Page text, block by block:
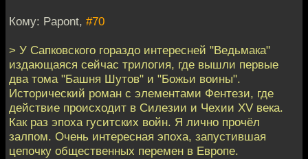
Кому: Papont, #70
> У Сапковского гораздо интересней "Ведьмака"
издающаяся сейчас трилогия, где вышли первые
два тома "Башня Шутов" и "Божьи воины".
Исторический роман с элементами Фентези, где
действие происходит в Силезии и Чехии XV века.
Как раз эпоха гуситских войн. Я лично прочёл
залпом. Очень интересная эпоха, запустившая
цепочку общественных перемен в Европе.